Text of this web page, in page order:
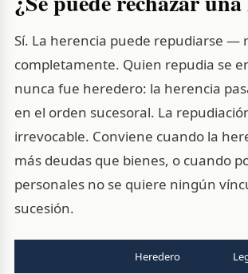
Sí. La herencia puede repudiarse —
completamente. Quien repudia se
nunca fue heredero: la herencia
en el orden sucesoral. La
irrevocable. Conviene cuando la
más deudas que bienes, o cuando
personales no se quiere ningún
sucesión.
Heredero